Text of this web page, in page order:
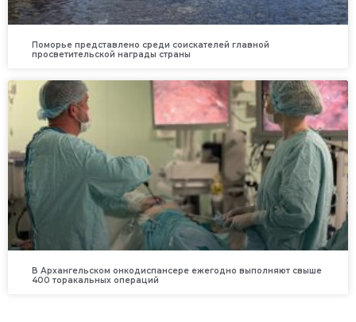
Поморье представлено среди соискателей главной
просветительской награды страны
В Архангельском онкодиспансере ежегодно выполняют свыше
400 торакальных операций